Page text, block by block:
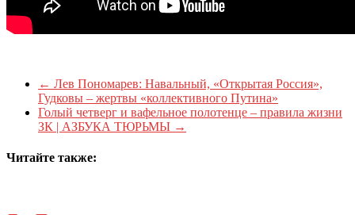
← Лев Пономарев: Навальный, «Открытая Россия»,
Гудковы – жертвы «коллективного Путина»
Голый четверг и вафельное полотенце – правила жизни
ЗК | АЗБУКА ТЮРЬМЫ →
Читайте также: